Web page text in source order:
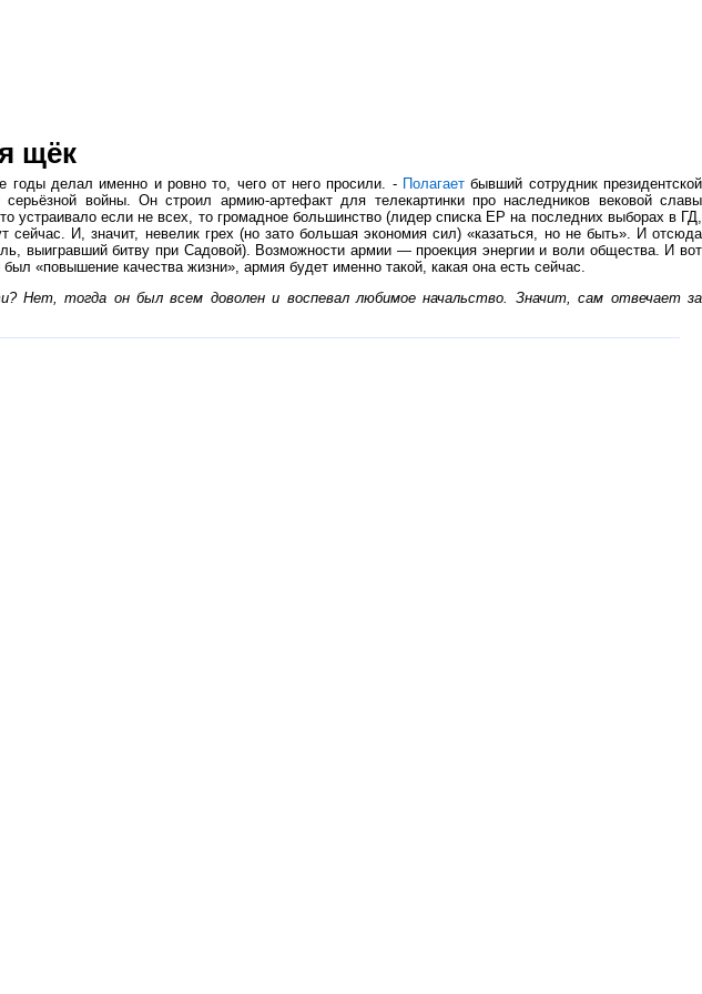
щёк
годы делал именно и ровно то, чего от него просили. - Полагает бывший сотрудник президентской
войны. Он строил армию-артефакт для телекартинки про наследников вековой славы
устраивало если не всех, то громадное большинство (лидер списка ЕР на последних выборах в ГД,
И, значит, невелик грех (но зато большая экономия сил) «казаться, но не быть». И отсюда
выигравший битву при Садовой). Возможности армии — проекция энергии и воли общества. И вот
«повышение качества жизни», армия будет именно такой, какая она есть сейчас.
Нет, тогда он был всем доволен и воспевал любимое начальство. Значит, сам отвечает за